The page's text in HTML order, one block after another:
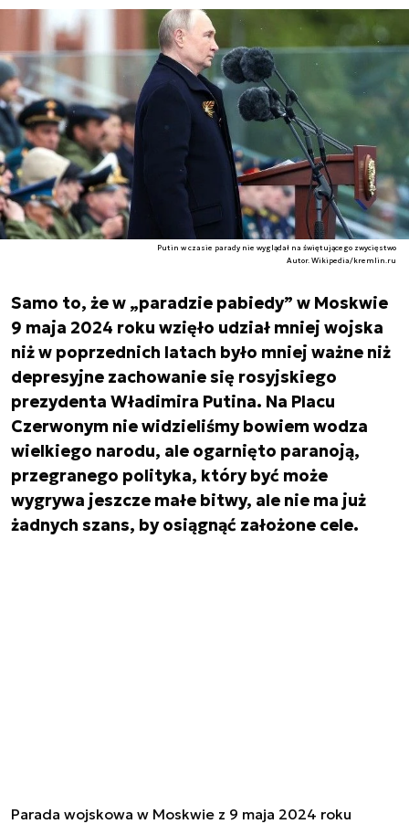
Putin w czasie parady nie wyglądał na świętującego zwycięstwo
Autor. Wikipedia/kremlin.ru
Samo to, że w „paradzie pabiedy” w Moskwie
9 maja 2024 roku wzięło udział mniej wojska
niż w poprzednich latach było mniej ważne niż
depresyjne zachowanie się rosyjskiego
prezydenta Władimira Putina. Na Placu
Czerwonym nie widzieliśmy bowiem wodza
wielkiego narodu, ale ogarnięto paranoją,
przegranego polityka, który być może
wygrywa jeszcze małe bitwy, ale nie ma już
żadnych szans, by osiągnąć założone cele.
Parada wojskowa w Moskwie z 9 maja 2024 roku